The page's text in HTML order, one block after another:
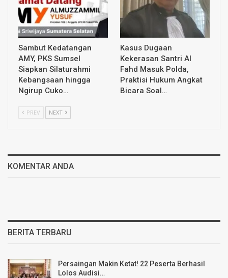
Sambut Kedatangan
AMY, PKS Sumsel
Siapkan Silaturahmi
Kebangsaan hingga
Ngirup Cuko…
Kasus Dugaan
Kekerasan Santri Al
Fahd Masuk Polda,
Praktisi Hukum Angkat
Bicara Soal…
PREV NEXT
KOMENTAR ANDA
BERITA TERBARU
Persaingan Makin Ketat! 22 Peserta Berhasil
Lolos Audisi…